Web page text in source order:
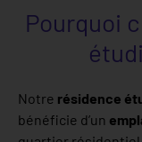
Pourquoi
Notre résidence
bénéficie d’un